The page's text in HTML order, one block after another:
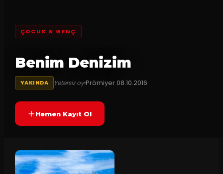
ÇOCUK & GENÇ
Benim Denizim
YAKINDA Yetersiz oyPrömiyer08.10.2016
Hemen Kayıt Ol